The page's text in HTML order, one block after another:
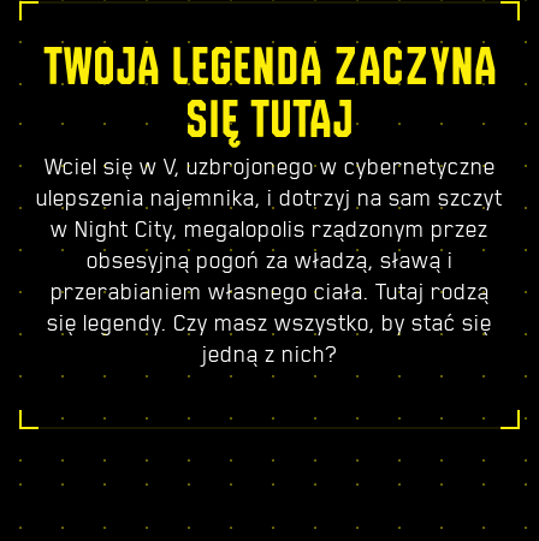
TWOJA LEGENDA ZACZYNA
SIĘ TUTAJ
Wciel się w V, uzbrojonego w cybernetyczne
ulepszenia najemnika, i dotrzyj na sam szczyt
w Night City, megalopolis rządzonym przez
obsesyjną pogoń za władzą, sławą i
przerabianiem własnego ciała. Tutaj rodzą
się legendy. Czy masz wszystko, by stać się
jedną z nich?